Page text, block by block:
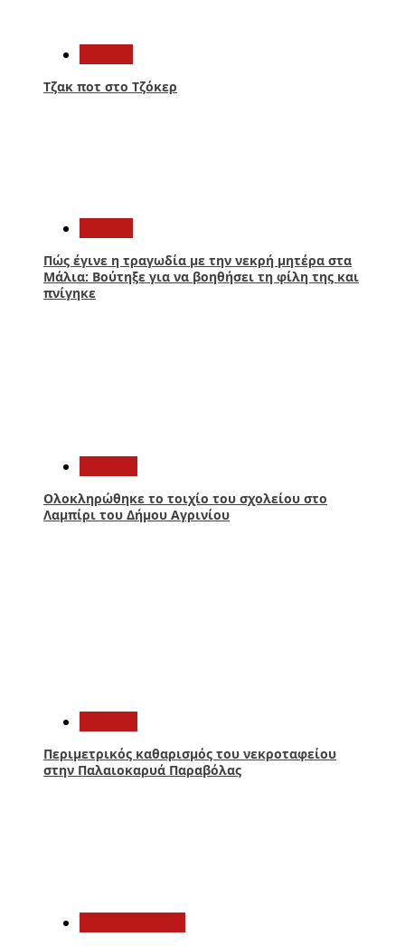
Τζακ ποτ στο Τζόκερ
Πώς έγινε η τραγωδία με την νεκρή μητέρα στα
Μάλια: Βούτηξε για να βοηθήσει τη φίλη της και
πνίγηκε
Ολοκληρώθηκε το τοιχίο του σχολείου στο
Λαμπίρι του Δήμου Αγρινίου
Περιμετρικός καθαρισμός του νεκροταφείου
στην Παλαιοκαρυά Παραβόλας